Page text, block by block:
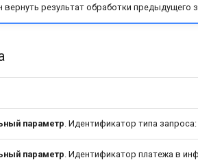
результат обработки предыдущего
параметр . Идентификатор типа
параметр . Идентификатор платежа в